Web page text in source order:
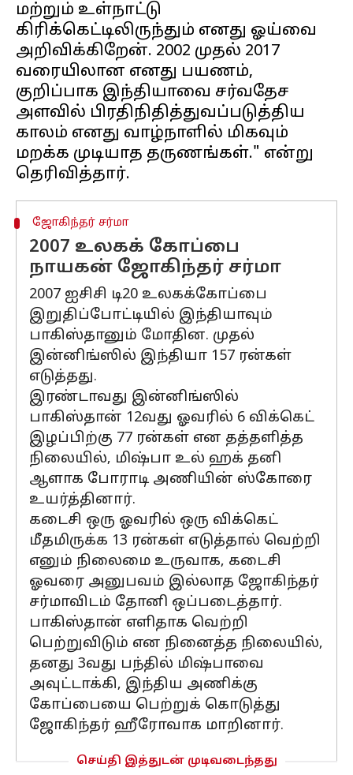
மற்றும் உள்நாட்டு
கிரிக்கெட்டிலிருந்தும் எனது ஓய்வை
அறிவிக்கிறேன். 2002 முதல் 2017
வரையிலான எனது பயணம்,
குறிப்பாக இந்தியாவை சர்வதேச
அளவில் பிரதிநிதித்துவப்படுத்திய
காலம் எனது வாழ்நாளில் மிகவும்
மறக்க முடியாத தருணங்கள்." என்று
ஜோகிந்தர் சர்மா
2007 உலகக் கோப்பை
நாயகன் ஜோகிந்தர் சர்மா
2007 ஐசிசி டி20 உலகக்கோப்பை
இறுதிப்போட்டியில் இந்தியாவும்
பாகிஸ்தானும் மோதின. முதல்
இன்னிங்ஸில் இந்தியா 157 ரன்கள்
எடுத்தது.
இரண்டாவது இன்னிங்ஸில்
பாகிஸ்தான் 12வது ஓவரில் 6 விக்கெட்
இழப்பிற்கு 77 ரன்கள் என தத்தளித்த
நிலையில், மிஷ்பா உல் ஹக் தனி
ஆளாக போராடி அணியின் ஸ்கோரை
உயர்த்தினார்.
கடைசி ஒரு ஓவரில் ஒரு விக்கெட்
மீதமிருக்க 13 ரன்கள் எடுத்தால் வெற்றி
எனும் நிலைமை உருவாக, கடைசி
ஓவரை அனுபவம் இல்லாத ஜோகிந்தர்
சர்மாவிடம் தோனி ஒப்படைத்தார்.
பாகிஸ்தான் எளிதாக வெற்றி
பெற்றுவிடும் என நினைத்த நிலையில்,
தனது 3வது பந்தில் மிஷ்பாவை
அவுட்டாக்கி, இந்திய அணிக்கு
கோப்பையை பெற்றுக் கொடுத்து
ஜோகிந்தர் ஹீரோவாக மாறினார்.
செய்தி இத்துடன் முடிவடைந்தது